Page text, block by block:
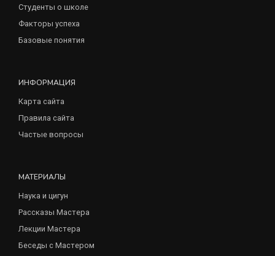
Студенты о школе
Факторы успеха
Базовые понятия
ИНФОРМАЦИЯ
Карта сайта
Правила сайта
Частые вопросы
МАТЕРИАЛЫ
Наука и цигун
Рассказы Мастера
Лекции Мастера
Беседы с Мастером